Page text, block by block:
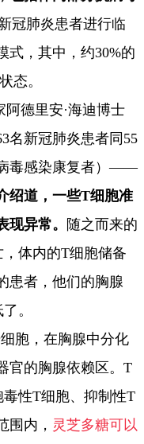
冠肺炎患者进行临
式，其中，约30%的
态。
德里安·海迪博士
名新冠肺炎患者同55
毒感染康复者）——
绍道，一些T细胞准
异常。 随之而来的
体内的T细胞储备
患者，他们的胸腺
。
胞，在胸腺中分化
官的胸腺依赖区。T
性T细胞、抑制性T
围内， 灵芝多糖可以